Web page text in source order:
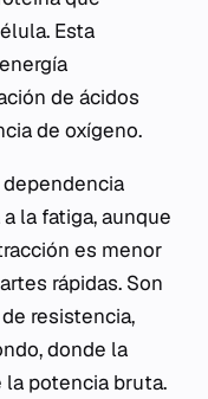
Esta
de ácidos
de oxígeno.
la fatiga, aunque
es menor
rápidas. Son
resistencia,
donde la
potencia bruta.